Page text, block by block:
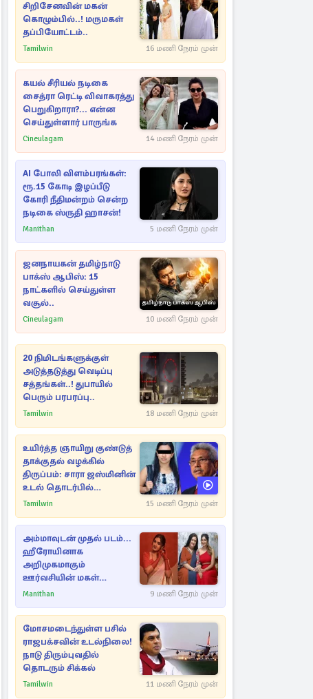
சிறிசேனவின் மகன்
கொழும்பில்..! மருமகள்
தப்பியோட்டம்..
Tamilwin 16 மணி நேரம் முன்
கயல் சீரியல் நடிகை
சைத்ரா ரெட்டி விவாகரத்து
பெறுகிறாரா?... என்ன
செய்துள்ளார் பாருங்க
Cineulagam 14 மணி நேரம் முன்
AI போலி விளம்பரங்கள்:
ரூ.15 கோடி இழப்பீடு
கோரி நீதிமன்றம் சென்ற
நடிகை ஸ்ருதி ஹாசன்!
Manithan 5 மணி நேரம் முன்
ஜனநாயகன் தமிழ்நாடு
பாக்ஸ் ஆபிஸ்: 15
நாட்களில் செய்துள்ள
வசூல்..
Cineulagam 10 மணி நேரம் முன்
20 நிமிடங்களுக்குள்
அடுத்தடுத்து வெடிப்பு
சத்தங்கள்..! துபாயில்
பெரும் பரபரப்பு..
Tamilwin 18 மணி நேரம் முன்
உயிர்த்த ஞாயிறு குண்டுத்
தாக்குதல் வழக்கில்
திருப்பம்: சாரா ஜஸ்மினின்
உடல் தொடர்பில்
நீதிமன்றத்தில் வெளியான
Tamilwin 15 மணி நேரம் முன்
அம்மாவுடன் முதல் படம்...
ஹீரோயினாக
அறிமுகமாகும்
ஊர்வசியின் மகள்
தேஜலட்சுமி!
Manithan 9 மணி நேரம் முன்
மோசமடைந்துள்ள பசில்
ராஜபக்சவின் உடல்நிலை!
நாடு திரும்புவதில்
தொடரும் சிக்கல்
Tamilwin 11 மணி நேரம் முன்